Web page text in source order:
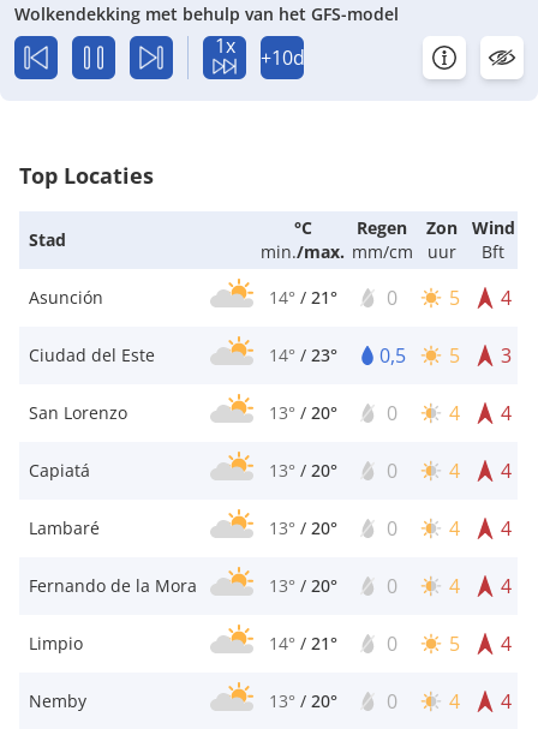
Wolkendekking met behulp van het GFS-model
1x +10d
Top Locaties
Stad
°C
min./max.
Regen
mm/cm
Zon
uur
Wind
Bft
Asunción
14° / 21° 0 5 4
Ciudad del Este 14° / 23° 0,5 5 3
San Lorenzo 13° / 20° 0 4 4
Capiatá 13° / 20° 0 4 4
Lambaré 13° / 20° 0 4 4
Fernando de la Mora 13° / 20° 0 4 4
Limpio 14° / 21° 0 5 4
Nemby 13° / 20° 0 4 4